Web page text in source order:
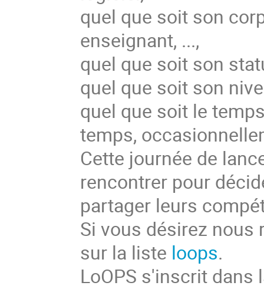
quel que soit son
enseignant, ...,
quel que soit son
quel que soit son
quel que soit le
temps,
Cette journée de
rencontrer pour
partager leurs
Si vous désirez nous
sur la liste loops.
LoOPS s'inscrit